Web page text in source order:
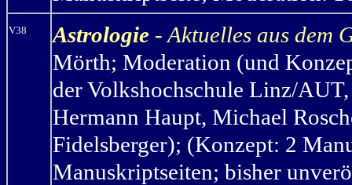
V38 Astrologie - Aktuelles aus dem
Mörth; Moderation (und
der Volkshochschule Linz/
Hermann Haupt, Michael
Fidelsberger); (Konzept: 2
Manuskriptseiten; bisher